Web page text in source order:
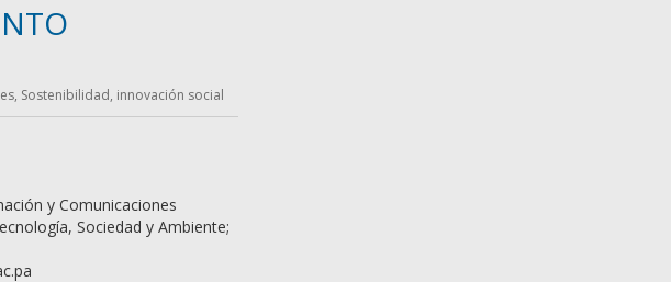
Sostenibilidad, innovación social
y Comunicaciones
Sociedad y Ambiente;